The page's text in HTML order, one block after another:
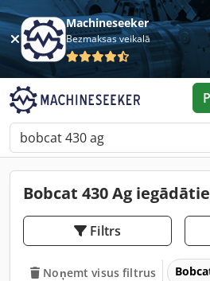
Machineseeker
Bezmaksas veikalā
Bobcat 430 Ag
Filtrs
Noņemt visus filtrus